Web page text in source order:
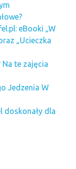
eBooki „W
„Ucieczka
te zajęcia
Jedzenia W
doskonały dla